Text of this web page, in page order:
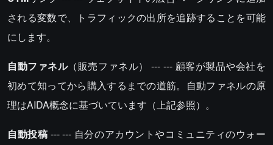
される変数で、トラフィックの出所を追跡することを可能
にします。
自動ファネル（販売ファネル） --- --- 顧客が製品や会社を
初めて知ってから購入するまでの道筋。自動ファネルの原
理はAIDA概念に基づいています（上記参照）。
自動投稿 --- --- 自分のアカウントやコミュニティのウォー